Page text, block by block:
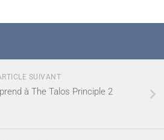
SUIVANT
à The Talos Principle 2